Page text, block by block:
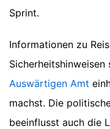
Sprint.
Informationen zu
Auswärtigen Amt
machst. Die
beeinflusst auch die